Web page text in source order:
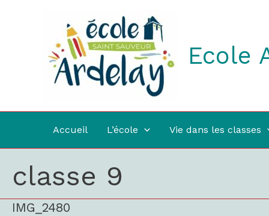
Ecole
Accueil L’école Vie dans les classes
classe 9
IMG_2480
IMG_2480